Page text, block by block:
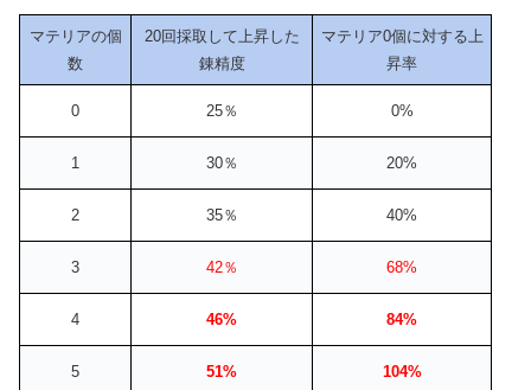
マテリアの個
数
20回採取して上昇した
錬精度
マテリア0個に対する上
昇率
0 25％ 0%
1 30％ 20%
2 35％ 40%
3 42％ 68%
4 46% 84%
5 51% 104%